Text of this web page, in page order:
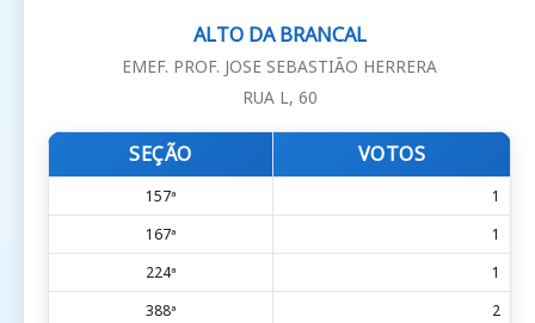
ALTO DA BRANCAL
EMEF. PROF. JOSE SEBASTIÃO HERRERA
RUA L, 60
SEÇÃO VOTOS
157ª
1
167ª
1
224ª
1
388ª
2